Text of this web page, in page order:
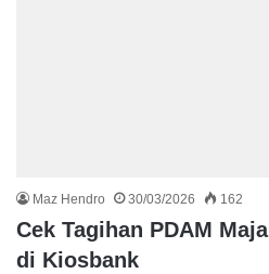
Maz Hendro 30/03/2026 162
Cek Tagihan PDAM
di Kiosbank